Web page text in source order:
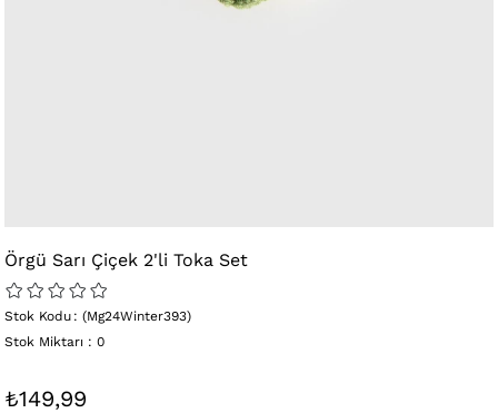
Örgü Sarı Çiçek 2'li Toka Set
(Mg24Winter393)
Stok Kodu
Stok Miktarı : 0
₺149,99